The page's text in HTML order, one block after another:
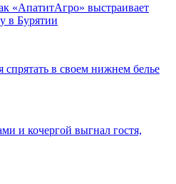
«АпатитАгро» выстраивает
в Бурятии
в своем нижнем белье
и кочергой выгнал гостя,